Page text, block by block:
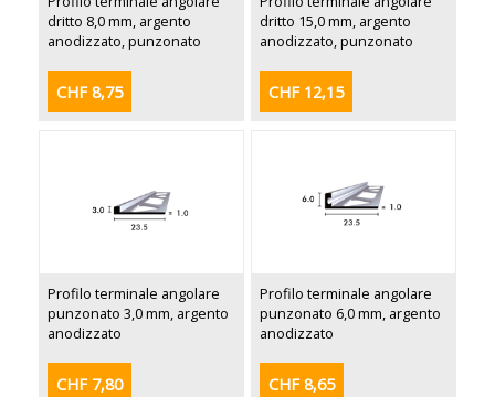
dritto 8,0 mm, argento
anodizzato, punzonato
CHF 8,75
dritto 15,0 mm, argento
anodizzato, punzonato
CHF 12,15
Profilo terminale angolare
punzonato 3,0 mm, argento
anodizzato
CHF 7,80
Profilo terminale angolare
punzonato 6,0 mm, argento
anodizzato
CHF 8,65